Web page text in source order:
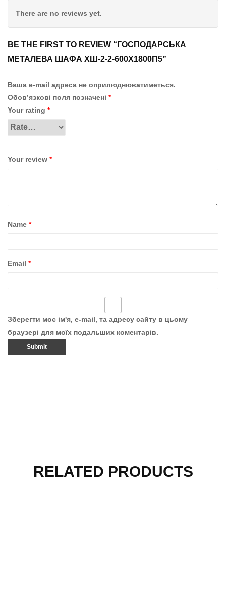
There are no reviews yet.
BE THE FIRST TO REVIEW “ГОСПОДАРСЬКА
МЕТАЛЕВА ШАФА ХШ-2-2-600Х1800П5”
Ваша e-mail адреса не оприлюднюватиметься.
Обов’язкові поля позначені *
Your rating *
Your review *
Name *
Email *
Зберегти моє ім'я, e-mail, та адресу сайту в цьому
браузері для моїх подальших коментарів.
RELATED PRODUCTS